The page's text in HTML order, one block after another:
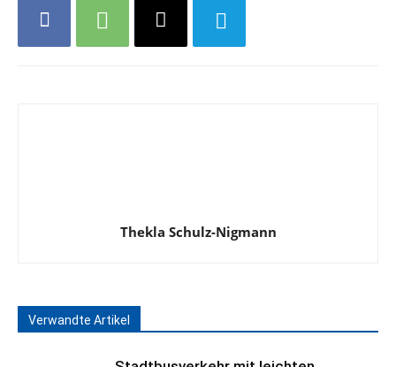
Thekla Schulz-Nigmann
Verwandte Artikel